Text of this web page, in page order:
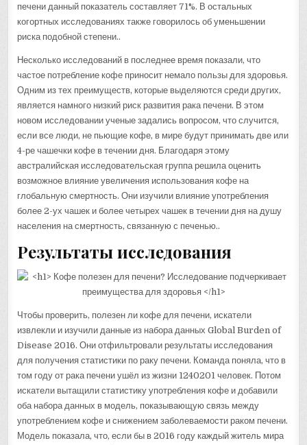
печени данный показатель составляет 71%. В остальных
когортных исследованиях также говорилось об уменьшении
риска подобной степени..
Несколько исследований в последнее время показали, что
частое потребление кофе приносит немало пользы для здоровья.
Одним из тех преимуществ, которые выделяются среди других,
является намного низкий риск развития рака печени. В этом
новом исследовании ученые задались вопросом, что случится,
если все люди, не пьющие кофе, в мире будут принимать две или
4-ре чашечки кофе в течении дня. Благодаря этому
австралийская исследовательская группа решила оценить
возможное влияние увеличения использования кофе на
глобальную смертность. Они изучили влияние употребления
более 2-ух чашек и более четырех чашек в течении дня на душу
населения на смертность, связанную с печенью..
Результаты исследования
Чтобы проверить, полезен ли кофе для печени, искатели
извлекли и изучили данные из набора данных Global Burden of
Disease 2016. Они отфильтровали результаты исследования
для получения статистики по раку печени. Команда поняла, что в
том году от рака печени ушёл из жизни 1240201 человек. Потом
искатели вытащили статистику употребления кофе и добавили
оба набора данных в модель, показывающую связь между
употреблением кофе и снижением заболеваемости раком печени.
Модель показала, что, если бы в 2016 году каждый житель мира